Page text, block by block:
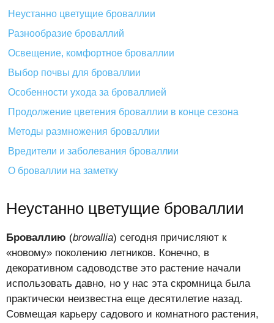
Неустанно цветущие броваллии
Разнообразие броваллий
Освещение, комфортное броваллии
Выбор почвы для броваллии
Особенности ухода за броваллией
Продолжение цветения броваллии в конце сезона
Методы размножения броваллии
Вредители и заболевания броваллии
О броваллии на заметку
Неустанно цветущие броваллии
Броваллию (browallia) сегодня причисляют к
«новому» поколению летников. Конечно, в
декоративном садоводстве это растение начали
использовать давно, но у нас эта скромница была
практически неизвестна еще десятилетие назад.
Совмещая карьеру садового и комнатного растения,